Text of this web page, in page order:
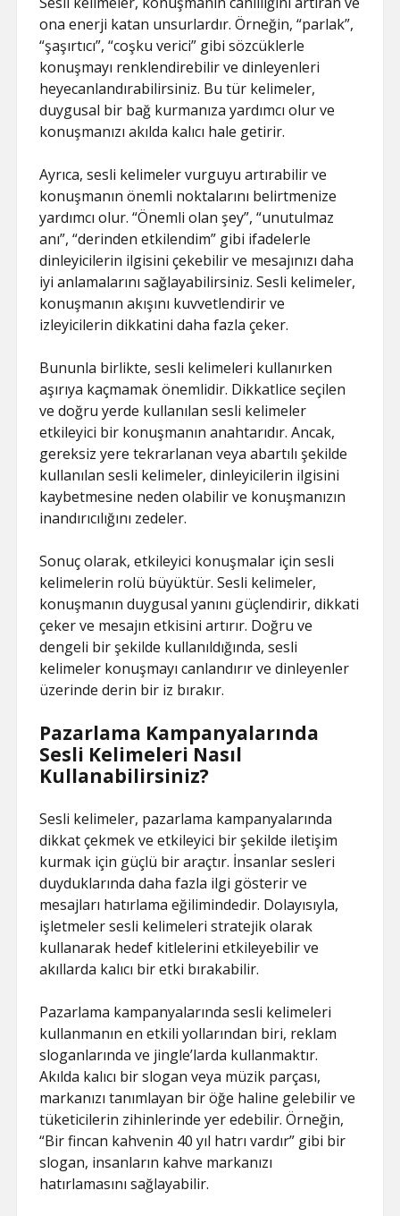
ona enerji katan unsurlardır. Örneğin, “parlak”,
“şaşırtıcı”, “coşku verici” gibi sözcüklerle
konuşmayı renklendirebilir ve dinleyenleri
heyecanlandırabilirsiniz. Bu tür kelimeler,
duygusal bir bağ kurmanıza yardımcı olur ve
konuşmanızı akılda kalıcı hale getirir.
Ayrıca, sesli kelimeler vurguyu artırabilir ve
konuşmanın önemli noktalarını belirtmenize
yardımcı olur. “Önemli olan şey”, “unutulmaz
anı”, “derinden etkilendim” gibi ifadelerle
dinleyicilerin ilgisini çekebilir ve mesajınızı daha
iyi anlamalarını sağlayabilirsiniz. Sesli kelimeler,
konuşmanın akışını kuvvetlendirir ve
izleyicilerin dikkatini daha fazla çeker.
Bununla birlikte, sesli kelimeleri kullanırken
aşırıya kaçmamak önemlidir. Dikkatlice seçilen
ve doğru yerde kullanılan sesli kelimeler
etkileyici bir konuşmanın anahtarıdır. Ancak,
gereksiz yere tekrarlanan veya abartılı şekilde
kullanılan sesli kelimeler, dinleyicilerin ilgisini
kaybetmesine neden olabilir ve konuşmanızın
inandırıcılığını zedeler.
Sonuç olarak, etkileyici konuşmalar için sesli
kelimelerin rolü büyüktür. Sesli kelimeler,
konuşmanın duygusal yanını güçlendirir, dikkati
çeker ve mesajın etkisini artırır. Doğru ve
dengeli bir şekilde kullanıldığında, sesli
kelimeler konuşmayı canlandırır ve dinleyenler
üzerinde derin bir iz bırakır.
Pazarlama Kampanyalarında
Sesli Kelimeleri Nasıl
Kullanabilirsiniz?
Sesli kelimeler, pazarlama kampanyalarında
dikkat çekmek ve etkileyici bir şekilde iletişim
kurmak için güçlü bir araçtır. İnsanlar sesleri
duyduklarında daha fazla ilgi gösterir ve
mesajları hatırlama eğilimindedir. Dolayısıyla,
işletmeler sesli kelimeleri stratejik olarak
kullanarak hedef kitlelerini etkileyebilir ve
akıllarda kalıcı bir etki bırakabilir.
Pazarlama kampanyalarında sesli kelimeleri
kullanmanın en etkili yollarından biri, reklam
sloganlarında ve jingle’larda kullanmaktır.
Akılda kalıcı bir slogan veya müzik parçası,
markanızı tanımlayan bir öğe haline gelebilir ve
tüketicilerin zihinlerinde yer edebilir. Örneğin,
“Bir fincan kahvenin 40 yıl hatrı vardır” gibi bir
slogan, insanların kahve markanızı
hatırlamasını sağlayabilir.